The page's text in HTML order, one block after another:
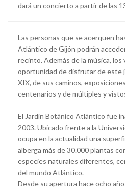
dará un concierto a partir de las
Las personas que se acerquen
Atlántico de Gijón podrán
recinto. Además de la música,
oportunidad de disfrutar de este
XIX, de sus caminos,
centenarios y de múltiples y
El Jardín Botánico Atlántico fue
2003. Ubicado frente a la
ocupa en la actualidad una
alberga más de 30.000 plantas
especies naturales diferentes,
del mundo Atlántico.
Desde su apertura hace ocho